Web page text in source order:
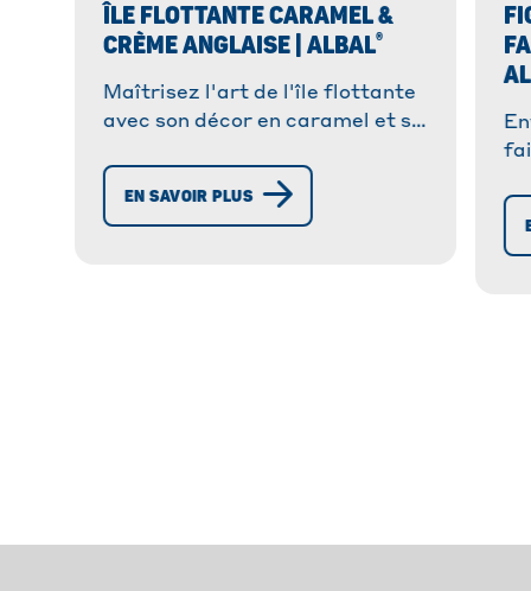
ÎLE FLOTTANTE CARAMEL &
CRÈME ANGLAISE | ALBAL®
Maîtrisez l'art de l'île flottante
avec son décor en caramel et sa
pour des œufs à la neige
parfaits !
EN SAVOIR PLUS